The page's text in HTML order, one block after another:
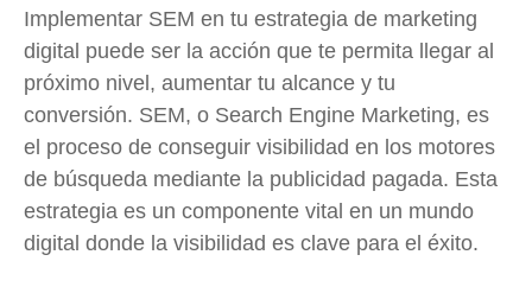
Implementar SEM en tu estrategia de marketing
digital puede ser la acción que te permita llegar al
próximo nivel, aumentar tu alcance y tu
conversión. SEM, o Search Engine Marketing, es
el proceso de conseguir visibilidad en los motores
de búsqueda mediante la publicidad pagada. Esta
estrategia es un componente vital en un mundo
digital donde la visibilidad es clave para el éxito.